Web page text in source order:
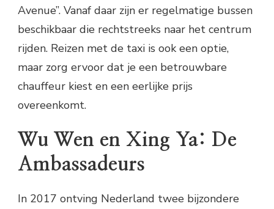
Avenue”. Vanaf daar zijn er regelmatige bussen
beschikbaar die rechtstreeks naar het centrum
rijden. Reizen met de taxi is ook een optie,
maar zorg ervoor dat je een betrouwbare
chauffeur kiest en een eerlijke prijs
overeenkomt.
Wu Wen en Xing Ya: De
Ambassadeurs
In 2017 ontving Nederland twee bijzondere